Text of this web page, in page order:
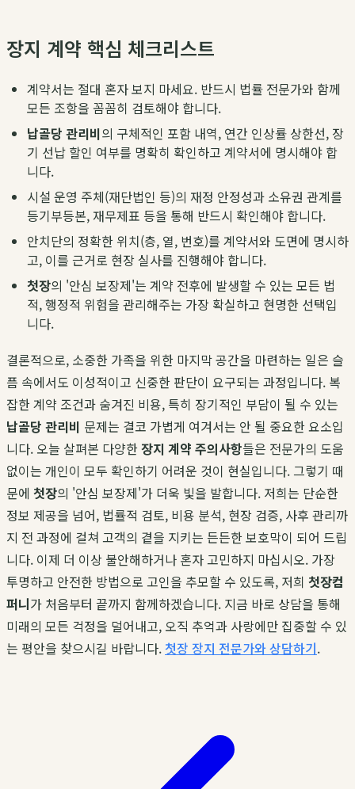
장지 계약 핵심 체크리스트
계약서는 절대 혼자 보지 마세요. 반드시 법률 전문가와 함께
모든 조항을 꼼꼼히 검토해야 합니다.
납골당 관리비의 구체적인 포함 내역, 연간 인상률 상한선, 장
기 선납 할인 여부를 명확히 확인하고 계약서에 명시해야 합
니다.
시설 운영 주체(재단법인 등)의 재정 안정성과 소유권 관계를
등기부등본, 재무제표 등을 통해 반드시 확인해야 합니다.
안치단의 정확한 위치(층, 열, 번호)를 계약서와 도면에 명시하
고, 이를 근거로 현장 실사를 진행해야 합니다.
첫장의 '안심 보장제'는 계약 전후에 발생할 수 있는 모든 법
적, 행정적 위험을 관리해주는 가장 확실하고 현명한 선택입
니다.
결론적으로, 소중한 가족을 위한 마지막 공간을 마련하는 일은 슬
픔 속에서도 이성적이고 신중한 판단이 요구되는 과정입니다. 복
잡한 계약 조건과 숨겨진 비용, 특히 장기적인 부담이 될 수 있는
납골당 관리비 문제는 결코 가볍게 여겨서는 안 될 중요한 요소입
니다. 오늘 살펴본 다양한장지 계약 주의사항들은 전문가의 도움
없이는 개인이 모두 확인하기 어려운 것이 현실입니다. 그렇기 때
문에 첫장의 '안심 보장제'가 더욱 빛을 발합니다. 저희는 단순한
정보 제공을 넘어, 법률적 검토, 비용 분석, 현장 검증, 사후 관리까
지 전 과정에 걸쳐 고객의 곁을 지키는 든든한 보호막이 되어 드립
니다. 이제 더 이상 불안해하거나 혼자 고민하지 마십시오. 가장
투명하고 안전한 방법으로 고인을 추모할 수 있도록, 저희 첫장컴
퍼니가 처음부터 끝까지 함께하겠습니다. 지금 바로 상담을 통해
미래의 모든 걱정을 덜어내고, 오직 추억과 사랑에만 집중할 수 있
는 평안을 찾으시길 바랍니다.첫장 장지 전문가와 상담하기.